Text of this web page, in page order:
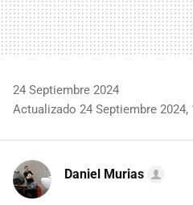
24 Septiembre 2024
Actualizado 24 Septiembre 2024,
Daniel Murias